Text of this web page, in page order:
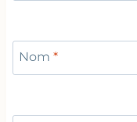
Nom *